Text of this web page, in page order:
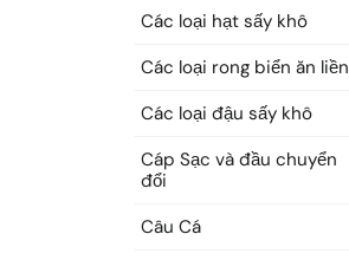
Các loại hạt sấy khô
Các loại rong biển ăn liền
Các loại đậu sấy khô
Cáp Sạc và đầu chuyển
đổi
Câu Cá